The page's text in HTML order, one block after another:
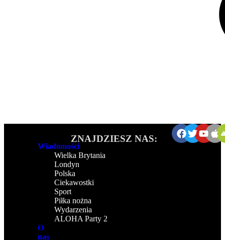
Wiadomości
Wielka Brytania
Londyn
Polska
Ciekawostki
Sport
Piłka nożna
Wydarzenia
ALOHA Party 2
O
nas
ZNAJDZIESZ NAS: